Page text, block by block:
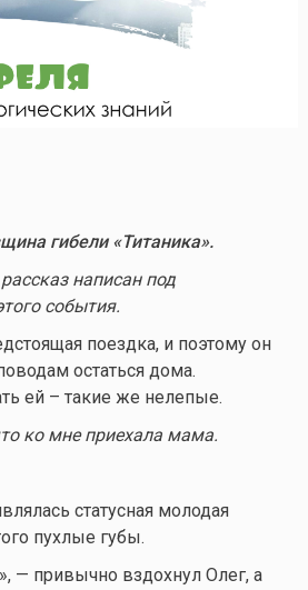
гибели «Титаника».
написан под
события.
поездка, и поэтому он
остаться дома.
ей – такие же нелепые.
ко мне приехала мама.
статусная молодая
пухлые губы.
— привычно вздохнул Олег, а